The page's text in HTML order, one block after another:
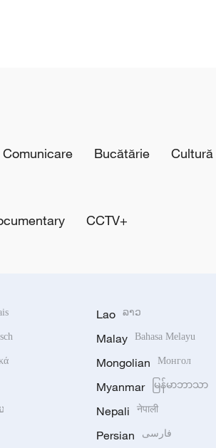
Comunicare Bucătărie Cultură
CCTV+
Lao ລາວ
Malay Bahasa Melayu
Mongolian Монгол
Myanmar မြန်မာဘာသာ
Nepali नेपाली
Persian فارسی